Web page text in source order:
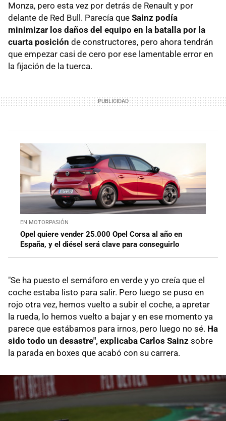
Monza, pero esta vez por detrás de Renault y por
delante de Red Bull. Parecía que Sainz podía
minimizar los daños del equipo en la batalla por la
cuarta posición de constructores, pero ahora tendrán
que empezar casi de cero por ese lamentable error en
la fijación de la tuerca.
EN MOTORPASIÓN
Opel quiere vender 25.000 Opel Corsa al año en
España, y el diésel será clave para conseguirlo
"Se ha puesto el semáforo en verde y yo creía que el
coche estaba listo para salir. Pero luego se puso en
rojo otra vez, hemos vuelto a subir el coche, a apretar
la rueda, lo hemos vuelto a bajar y en ese momento ya
parece que estábamos para irnos, pero luego no sé. Ha
sido todo un desastre", explicaba Carlos Sainz sobre
la parada en boxes que acabó con su carrera.